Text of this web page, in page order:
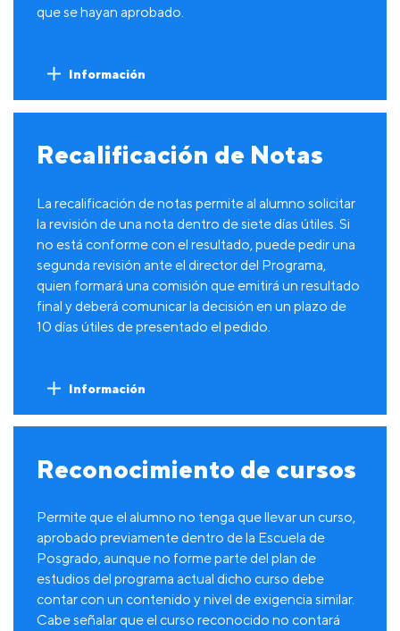
que se hayan aprobado.
Información
Recalificación de Notas
La recalificación de notas permite al alumno solicitar
la revisión de una nota dentro de siete días útiles. Si
no está conforme con el resultado, puede pedir una
segunda revisión ante el director del Programa,
quien formará una comisión que emitirá un resultado
final y deberá comunicar la decisión en un plazo de
10 días útiles de presentado el pedido.
Información
Reconocimiento de cursos
Permite que el alumno no tenga que llevar un curso,
aprobado previamente dentro de la Escuela de
Posgrado, aunque no forme parte del plan de
estudios del programa actual dicho curso debe
contar con un contenido y nivel de exigencia similar.
Cabe señalar que el curso reconocido no contará